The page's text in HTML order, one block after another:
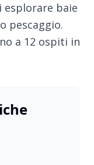
esplorare baie
pescaggio.
a 12 ospiti in